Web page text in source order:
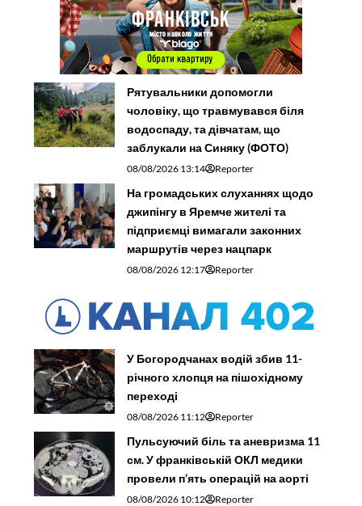
Рятувальники допомогли
чоловіку, що травмувався біля
водоспаду, та дівчатам, що
заблукали на Синяку (ФОТО)
08/08/2026 13:14 Reporter
На громадських слуханнях щодо
джипінгу в Яремче житeлі та
підприємці вимагали законних
маршрутів через нацпарк
08/08/2026 12:17 Reporter
У Богородчанах водій збив 11-
річного хлопця на пішохідному
переході
08/08/2026 11:12 Reporter
Пульсуючий біль та аневризма 11
см. У франківській ОКЛ медики
провели п’ять операцій на аорті
08/08/2026 10:12 Reporter